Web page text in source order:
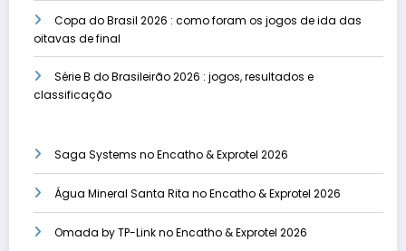
Copa do Brasil 2026 : como foram os jogos de ida das
oitavas de final
Série B do Brasileirão 2026 : jogos, resultados e
classificação
Saga Systems no Encatho & Exprotel 2026
Água Mineral Santa Rita no Encatho & Exprotel 2026
Omada by TP-Link no Encatho & Exprotel 2026